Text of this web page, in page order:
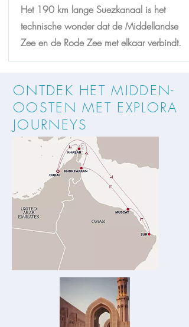
Het 190 km lange Suezkanaal is het
technische wonder dat de Middellandse
Zee en de Rode Zee met elkaar verbindt.
ONTDEK HET MIDDEN-
OOSTEN MET EXPLORA
JOURNEYS